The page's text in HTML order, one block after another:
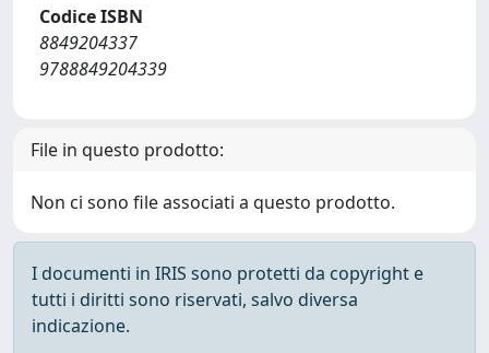
Codice ISBN
8849204337
9788849204339
File in questo prodotto:
Non ci sono file associati a questo prodotto.
I documenti in IRIS sono protetti da copyright e
tutti i diritti sono riservati, salvo diversa
indicazione.